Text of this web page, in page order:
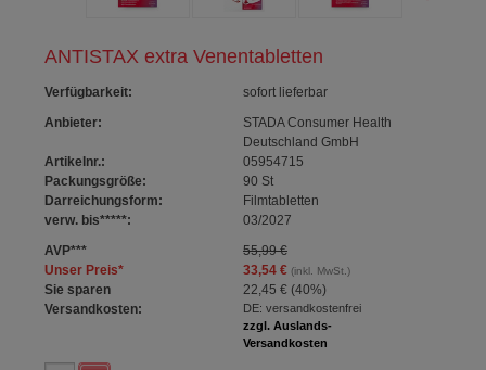
ANTISTAX extra Venentabletten
Verfügbarkeit:
sofort lieferbar
Anbieter:
STADA Consumer Health
Deutschland GmbH
Artikelnr.:
05954715
Packungsgröße:
90 St
Darreichungsform:
Filmtabletten
verw. bis*****:
03/2027
AVP***
55,99 €
Unser Preis* 33,54 €(inkl. MwSt.)
Sie sparen 22,45 € (40%)
Versandkosten:
DE: versandkostenfrei
zzgl. Auslands-
Versandkosten